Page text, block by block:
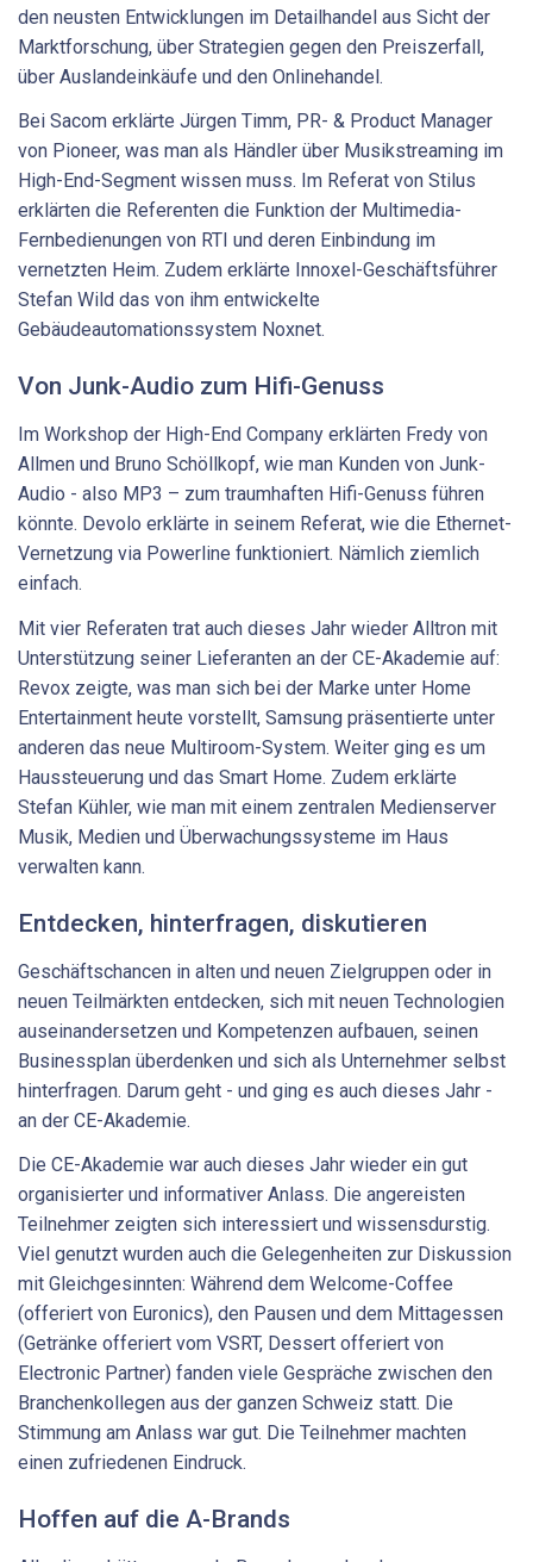
den neusten Entwicklungen im Detailhandel aus Sicht der
Marktforschung, über Strategien gegen den Preiszerfall,
über Auslandeinkäufe und den Onlinehandel.
Bei Sacom erklärte Jürgen Timm, PR- & Product Manager
von Pioneer, was man als Händler über Musikstreaming im
High-End-Segment wissen muss. Im Referat von Stilus
erklärten die Referenten die Funktion der Multimedia-
Fernbedienungen von RTI und deren Einbindung im
vernetzten Heim. Zudem erklärte Innoxel-Geschäftsführer
Stefan Wild das von ihm entwickelte
Gebäudeautomationssystem Noxnet.
Von Junk-Audio zum Hifi-Genuss
Im Workshop der High-End Company erklärten Fredy von
Allmen und Bruno Schöllkopf, wie man Kunden von Junk-
Audio - also MP3 – zum traumhaften Hifi-Genuss führen
könnte. Devolo erklärte in seinem Referat, wie die Ethernet-
Vernetzung via Powerline funktioniert. Nämlich ziemlich
einfach.
Mit vier Referaten trat auch dieses Jahr wieder Alltron mit
Unterstützung seiner Lieferanten an der CE-Akademie auf:
Revox zeigte, was man sich bei der Marke unter Home
Entertainment heute vorstellt, Samsung präsentierte unter
anderen das neue Multiroom-System. Weiter ging es um
Haussteuerung und das Smart Home. Zudem erklärte
Stefan Kühler, wie man mit einem zentralen Medienserver
Musik, Medien und Überwachungssysteme im Haus
verwalten kann.
Entdecken, hinterfragen, diskutieren
Geschäftschancen in alten und neuen Zielgruppen oder in
neuen Teilmärkten entdecken, sich mit neuen Technologien
auseinandersetzen und Kompetenzen aufbauen, seinen
Businessplan überdenken und sich als Unternehmer selbst
hinterfragen. Darum geht - und ging es auch dieses Jahr -
an der CE-Akademie.
Die CE-Akademie war auch dieses Jahr wieder ein gut
organisierter und informativer Anlass. Die angereisten
Teilnehmer zeigten sich interessiert und wissensdurstig.
Viel genutzt wurden auch die Gelegenheiten zur Diskussion
mit Gleichgesinnten: Während dem Welcome-Coffee
(offeriert von Euronics), den Pausen und dem Mittagessen
(Getränke offeriert vom VSRT, Dessert offeriert von
Electronic Partner) fanden viele Gespräche zwischen den
Branchenkollegen aus der ganzen Schweiz statt. Die
Stimmung am Anlass war gut. Die Teilnehmer machten
einen zufriedenen Eindruck.
Hoffen auf die A-Brands